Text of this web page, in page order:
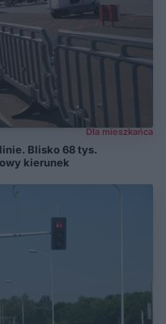
Dla mieszkańca
Blisko 68 tys.
kierunek